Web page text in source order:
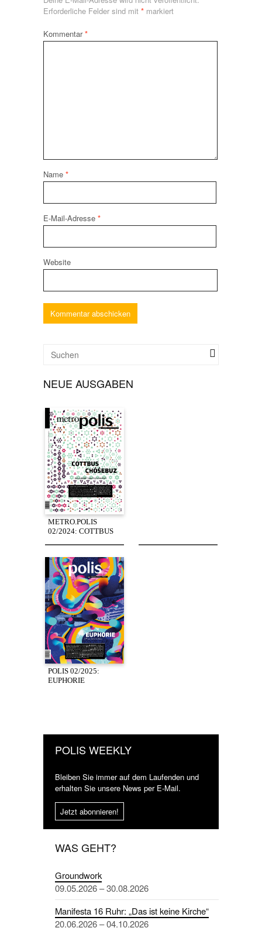
Erforderliche Felder sind mit * markiert
Kommentar*
Name *
E-Mail-Adresse *
Website
NEUE AUSGABEN
METRO.POLIS
02/2024: COTTBUS
POLIS 02/2025:
EUPHORIE
POLIS WEEKLY
Bleiben Sie immer auf dem Laufenden und
erhalten Sie unsere News per E-Mail.
Jetzt abonnieren!
WAS GEHT?
Groundwork
09.05.2026 – 30.08.2026
Manifesta 16 Ruhr: „Das ist keine Kirche“
20.06.2026 – 04.10.2026